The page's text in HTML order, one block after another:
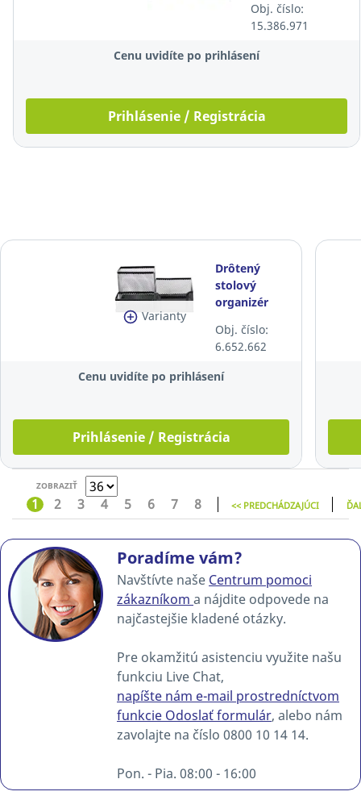
Obj. číslo:
15.386.971
Cenu uvidíte po prihlásení
Prihlásenie / Registrácia
Varianty
Drôtený
stolový
organizér
čierny
Obj. číslo:
6.652.662
Cenu uvidíte po prihlásení
Prihlásenie / Registrácia
ZOBRAZIŤ
1 2 3 4 5 6 7 8 << PREDCHÁDZAJÚCI
Poradíme vám?
Navštívte naše Centrum pomoci
zákazníkom a nájdite odpovede na
najčastejšie kladené otázky.
Pre okamžitú asistenciu využite našu
funkciu Live Chat,
napíšte nám e-mail prostredníctvom
funkcie Odoslať formulár, alebo nám
zavolajte na číslo 0800 10 14 14.
Pon. - Pia. 08:00 - 16:00